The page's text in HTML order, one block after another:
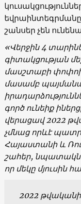
եվրաինտեգրմանը,
շանսեր չեն
«Վերջին 4
գիտակցության
մասշտաբի
մասամբ
գործ ունեիք
վերացավ 2022
չմնաց որևէ
Հայաստանի և
շահեր,
որ մեկը մյուսին
2022